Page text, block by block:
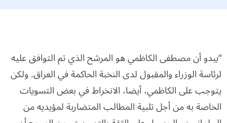
“يبدو أن مصطفى الكاظمي هو المرشح الذي تم التوافق عليه
لرئاسة الوزراء والمقبول لدى النخبة الحاكمة في العراق. ولكن
يتوجب على الكاظمي، أيضا، الانخراط في بعض التسويات
الخاصة به من أجل تلبية المطالب المتضاربة لمؤيديه من